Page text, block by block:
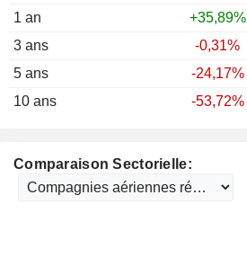
1 an
+35,89%
3 ans
-0,31%
5 ans
-24,17%
10 ans
-53,72%
Comparaison Sectorielle: